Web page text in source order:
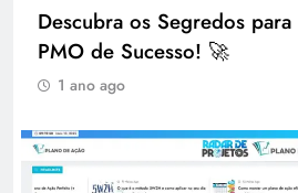
Descubra os Segredos
PMO de Sucesso! 🚀
1 ano ago